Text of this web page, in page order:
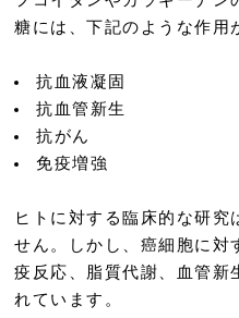
糖には、下記のような作用
抗血液凝固
抗血管新生
抗がん
免疫増強
ヒトに対する臨床的な研究
せん。しかし、癌細胞に対
疫反応、脂質代謝、血管新
れています。